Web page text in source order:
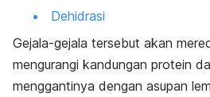
Dehidrasi
Gejala-gejala tersebut akan
mengurangi kandungan protein
menggantinya dengan asupan